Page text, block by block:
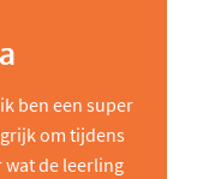
ben een super
om tijdens
de leerling